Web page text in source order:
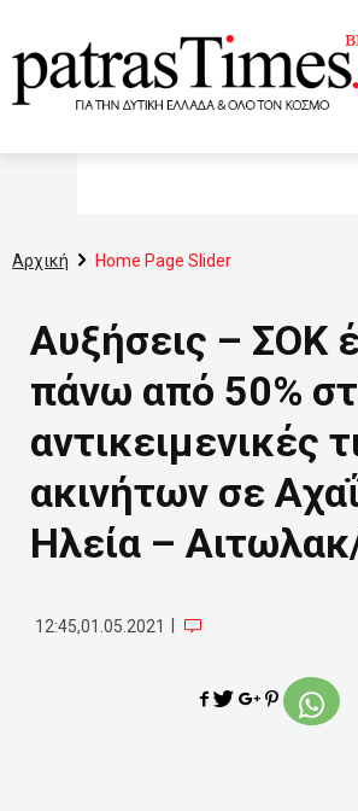
Αρχική Home Page Slider
Αυξήσεις – ΣΟΚ
πάνω από 50%
αντικειμενικές
ακινήτων σε
Ηλεία –
12:45,01.05.2021